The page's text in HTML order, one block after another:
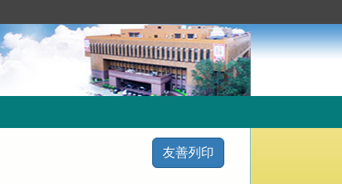
友善列印